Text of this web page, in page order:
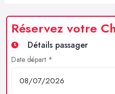
Réservez votre
Détails passager
Date départ *